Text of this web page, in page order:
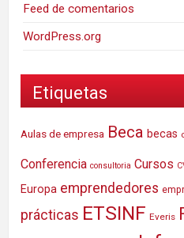
Feed de comentarios
WordPress.org
Etiquetas
Aulas de empresa Beca becas
Conferencia consultoria Cursos
Europa emprendedores
prácticas ETSINF Everis